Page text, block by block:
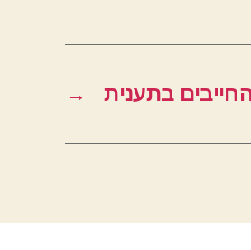
→ בתענית